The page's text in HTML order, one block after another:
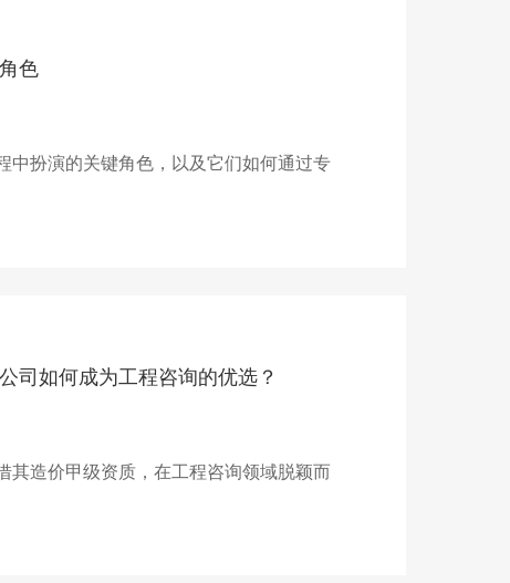
色
中扮演的关键角色，以及它们如何通过专
司如何成为工程咨询的优选？
造价甲级资质，在工程咨询领域脱颖而